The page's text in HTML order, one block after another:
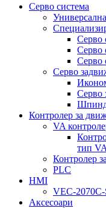
Серво система
Серво
Серво
Серво
Серво
Серво
Контролер за
VA
тип VA
Контролер
PLC
HMI
VEC-2070C-
Аксесоари